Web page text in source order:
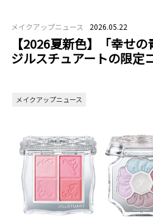
メイクアップニュース 2026.05.22
【2026夏新色】「幸せ
ジルスチュアートの限定
メイクアップニュース